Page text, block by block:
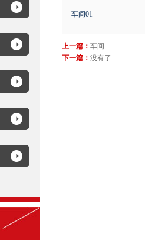
车间01
上一篇： 车间
下一篇： 没有了